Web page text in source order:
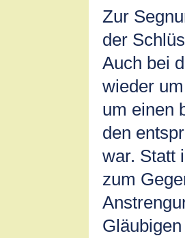
Zur
der
Auch bei
wieder
um einen
den
war. Statt
zum